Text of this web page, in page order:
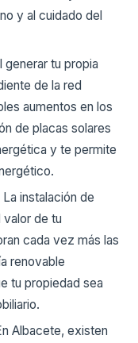
y al cuidado del
generar tu propia
de la red
aumentos en los
de placas solares
y te permite
La instalación de
valor de tu
cada vez más las
renovable
tu propiedad sea
Albacete, existen